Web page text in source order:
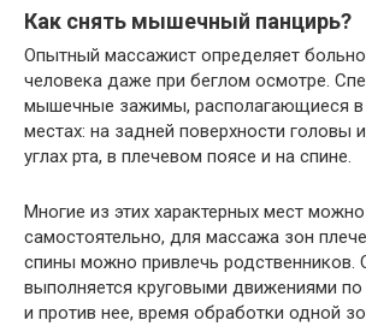
Как снять мышечный панцирь?
Опытный массажист определяет
человека даже при беглом осмотре.
мышечные зажимы, располагающиеся в
местах: на задней поверхности головы
углах рта, в плечевом поясе и на спине.
Многие из этих характерных мест
самостоятельно, для массажа зон
спины можно привлечь
выполняется круговыми движениями по
и против нее, время обработки одной